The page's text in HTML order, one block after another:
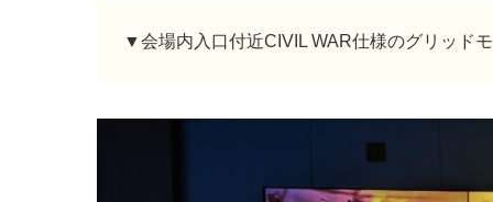
▼会場内入口付近CIVIL WAR仕様のグリッド